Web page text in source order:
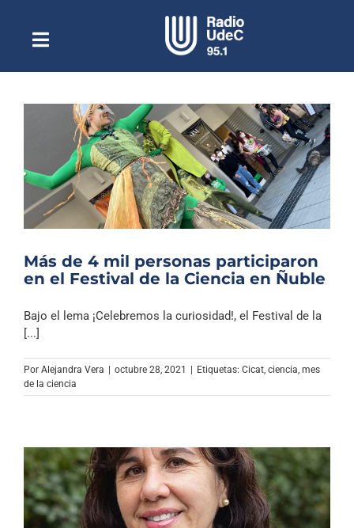
contenidoToggle
NavigationEscuchar Radio UdeC en vivo
Quiénes Somos
Programación
Podcast
Noticias
Columnas
Archivo Sonoro
Más de 4 mil personas participaron
en el Festival de la Ciencia en Ñuble
Bajo el lema ¡Celebremos la curiosidad!, el Festival de la
[...]
Por Alejandra Vera | octubre 28, 2021 | Etiquetas: Cicat ciencia mes
de la ciencia